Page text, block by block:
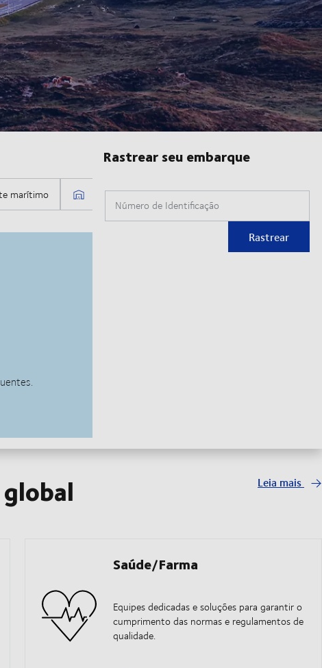
Rastrear seu embarque
Número de Identificação
Rastrear
Leia mais
Saúde/Farma
Equipes dedicadas e soluções para garantir o
cumprimento das normas e regulamentos de
qualidade.